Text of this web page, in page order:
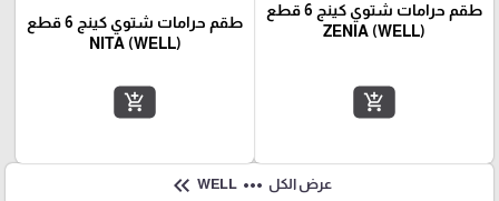
طقم حرامات شتوي كينج 6 قطع
ZENIA (WELL)
add_shopping_cart
طقم حرامات شتوي كينج 6 قطع
NITA (WELL)
add_shopping_cart
عرض الكل more_horiz
WELL
keyboard_double_arrow_left